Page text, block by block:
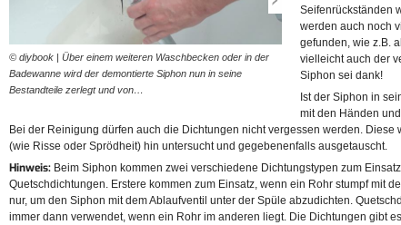
© diybook | Über einem weiteren Waschbecken oder in der
Badewanne wird der demontierte Siphon nun in seine
Bestandteile zerlegt und von…
© diybook | Im Falle
auch diesen auseinander
Seifenrückständen
werden auch noch
gefunden, wie z.B.
vielleicht auch der
Siphon sei dank!
Ist der Siphon in
mit den Händen
Bei der Reinigung dürfen auch die Dichtungen nicht vergessen werden. Diese
(wie Risse oder Sprödheit) hin untersucht und gegebenenfalls ausgetauscht.
Hinweis: Beim Siphon kommen zwei verschiedene Dichtungstypen zum
Quetschdichtungen. Erstere kommen zum Einsatz, wenn ein Rohr stumpf mit
nur, um den Siphon mit dem Ablaufventil unter der Spüle abzudichten.
immer dann verwendet, wenn ein Rohr im anderen liegt. Die Dichtungen gibt